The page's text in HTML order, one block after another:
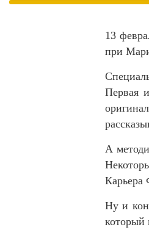
13
при
Первая
А
Карьера
Ну и
который